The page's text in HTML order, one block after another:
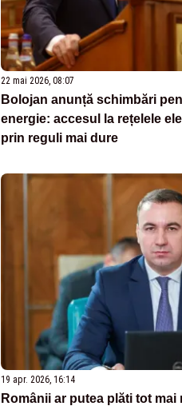
22 mai 2026, 08:07
Bolojan anunță schimbări
energie: accesul la rețelele
prin reguli mai dure
19 apr. 2026, 16:14
Românii ar putea plăti tot mai